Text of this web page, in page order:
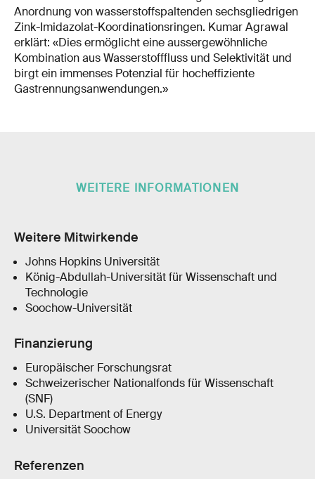
Anordnung von wasserstoffspaltenden sechsgliedrigen
Zink-Imidazolat-Koordinationsringen. Kumar Agrawal
erklärt: «Dies ermöglicht eine aussergewöhnliche
Kombination aus Wasserstofffluss und Selektivität und
birgt ein immenses Potenzial für hocheffiziente
Gastrennungsanwendungen.»
WEITERE INFORMATIONEN
Weitere Mitwirkende
Johns Hopkins Universität
König-Abdullah-Universität für Wissenschaft und
Technologie
Soochow-Universität
Finanzierung
Europäischer Forschungsrat
Schweizerischer Nationalfonds für Wissenschaft
(SNF)
U.S. Department of Energy
Universität Soochow
Referenzen